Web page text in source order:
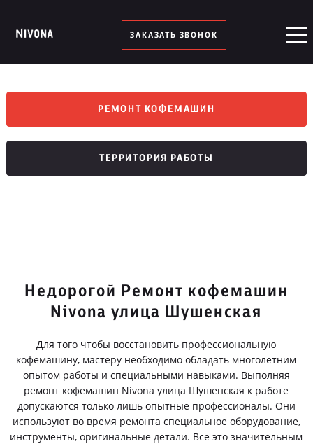
ЗАКАЗАТЬ ЗВОНОК
РЕМОНТ КОФЕМАШИН
ТЕРРИТОРИЯ РАБОТЫ
Недорогой Ремонт кофемашин
Nivona улица Шушенская
Для того чтобы восстановить профессиональную
кофемашину, мастеру необходимо обладать многолетним
опытом работы и специальными навыками. Выполняя
ремонт кофемашин Nivona улица Шушенская к работе
допускаются только лишь опытные профессионалы. Они
используют во время ремонта специальное оборудование,
инструменты, оригинальные детали. Все это значительным